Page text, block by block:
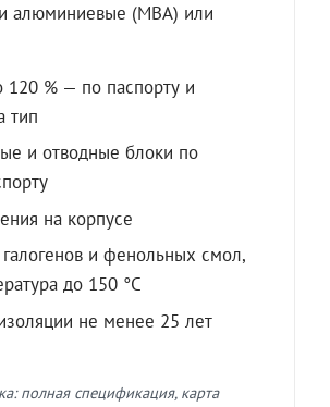
алюминиевые (МВА) или
120 % — по паспорту и
тип
и отводные блоки по
на корпусе
и фенольных смол,
до 150 °C
не менее 25 лет
полная спецификация, карта